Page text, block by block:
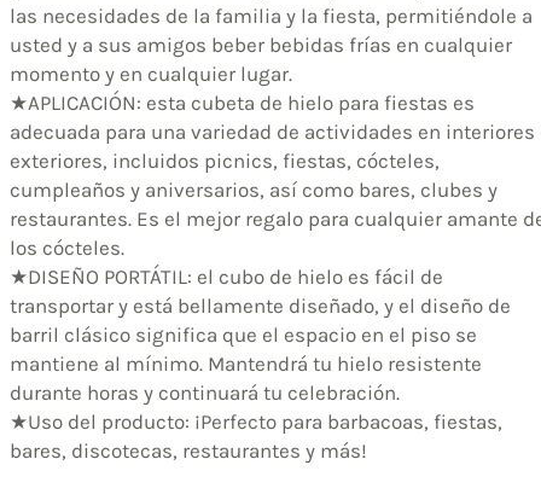
las necesidades de la familia y la fiesta, permitiéndole a
usted y a sus amigos beber bebidas frías en cualquier
momento y en cualquier lugar.
★APLICACIÓN: esta cubeta de hielo para fiestas es
adecuada para una variedad de actividades en interiores
exteriores, incluidos picnics, fiestas, cócteles,
cumpleaños y aniversarios, así como bares, clubes y
restaurantes. Es el mejor regalo para cualquier amante
los cócteles.
★DISEÑO PORTÁTIL: el cubo de hielo es fácil de
transportar y está bellamente diseñado, y el diseño de
barril clásico significa que el espacio en el piso se
mantiene al mínimo. Mantendrá tu hielo resistente
durante horas y continuará tu celebración.
★Uso del producto: ¡Perfecto para barbacoas, fiestas,
bares, discotecas, restaurantes y más!